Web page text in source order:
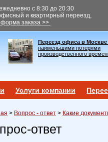
с 8:30 до 20:30
и квартирный переезд,
заказа >>
Переезд офиса в Москве
наименьшими потерями
производственного
Услуги компании
> Вопрос - ответ > Какие
ответ